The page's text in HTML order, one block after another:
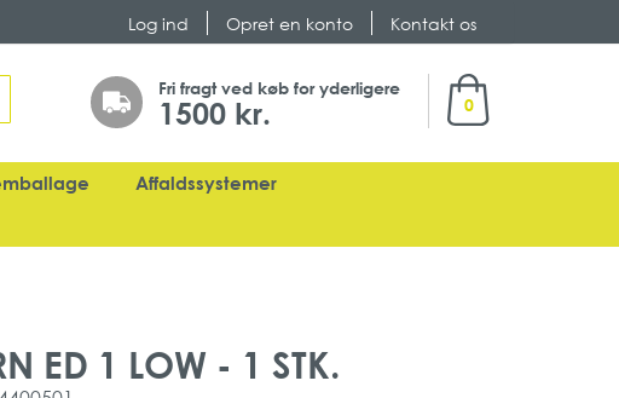
Log ind Opret en konto Kontakt os
0
Fri fragt ved køb for yderligere
1500 kr.
Affaldssystemer
ED 1 LOW - 1 STK.